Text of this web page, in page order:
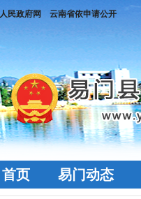
民政府网 云南省依申请公开
首页 易门动态